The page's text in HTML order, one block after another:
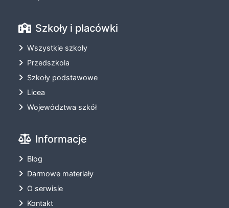
Szkoły i placówki
Wszystkie szkoły
Przedszkola
Szkoły podstawowe
Licea
Województwa szkół
Informacje
Blog
Darmowe materiały
O serwisie
Kontakt